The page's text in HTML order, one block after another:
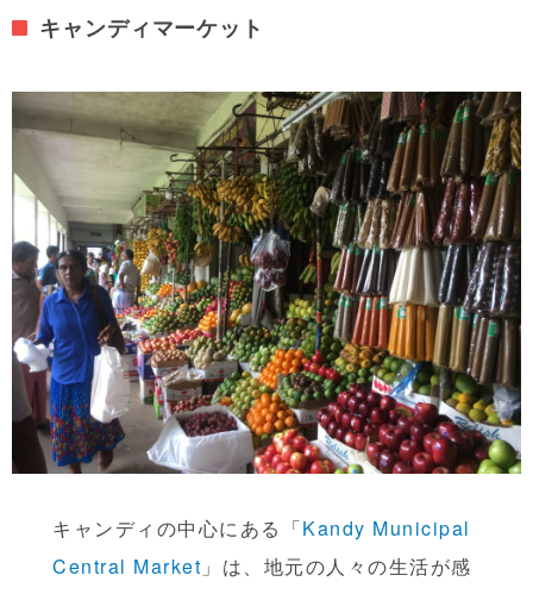
キャンディマーケット
キャンディの中心にある「Kandy Municipal
Central Market 」は、地元の人々の生活が感